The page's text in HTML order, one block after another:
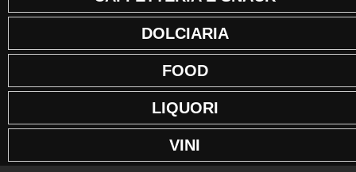
DOLCIARIA
FOOD
LIQUORI
VINI